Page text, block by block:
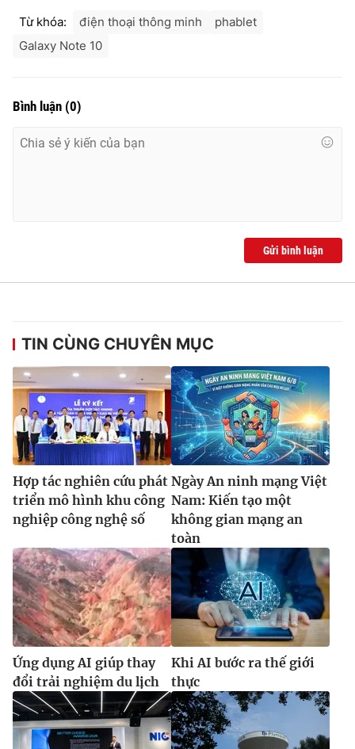
Từ khóa: điện thoại thông minh
phablet
Galaxy Note 10
Bình luận (0)
Gửi bình luận
TIN CÙNG CHUYÊN MỤC
Hợp tác nghiên cứu phát
triển mô hình khu công
nghiệp công nghệ số
Ngày An ninh mạng Việt
Nam: Kiến tạo một
không gian mạng an
toàn
Ứng dụng AI giúp thay
đổi trải nghiệm du lịch
Khi AI bước ra thế giới
thực